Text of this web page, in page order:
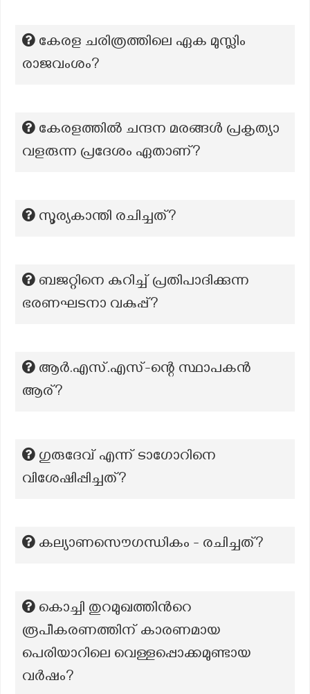
കേരള ചരിത്രത്തിലെ ഏക മുസ്ലിം
രാജവംശം?
കേരളത്തിൽ ചന്ദന മരങ്ങൾ പ്രകൃത്യാ
വളരുന്ന പ്രദേശം ഏതാണ്?
സൂര്യകാന്തി രചിച്ചത്?
ബജറ്റിനെ കുറിച്ച് പ്രതിപാദിക്കുന്ന
ഭരണഘടനാ വകുപ്പ്?
ആർ.എസ്.എസ്-ന്റെ സ്ഥാപകൻ
ആര്?
ഗുരുദേവ് എന്ന് ടാഗോറിനെ
വിശേഷിപ്പിച്ചത്?
കല്യാണസൌഗന്ധികം - രചിച്ചത്?
കൊച്ചി തുറമുഖത്തിന്‍റെ
രൂപീകരണത്തിന് കാരണമായ
പെരിയാറിലെ വെള്ളപ്പൊക്കമുണ്ടായ
വർഷം?